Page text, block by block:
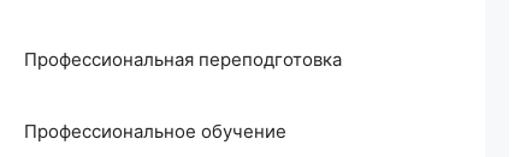
Профессиональная переподготовка
Профессиональное обучение